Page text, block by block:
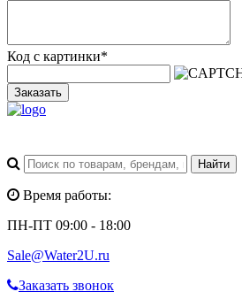
Код с картинки*
Заказать
Время работы:
ПН-ПТ 09:00 - 18:00
Sale@Water2U.ru
Заказать звонок